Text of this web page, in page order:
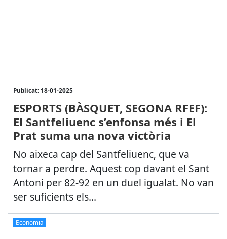
Publicat: 18-01-2025
ESPORTS (BÀSQUET, SEGONA RFEF):
El Santfeliuenc s’enfonsa més i El
Prat suma una nova victòria
No aixeca cap del Santfeliuenc, que va
tornar a perdre. Aquest cop davant el Sant
Antoni per 82-92 en un duel igualat. No van
ser suficients els...
Economia